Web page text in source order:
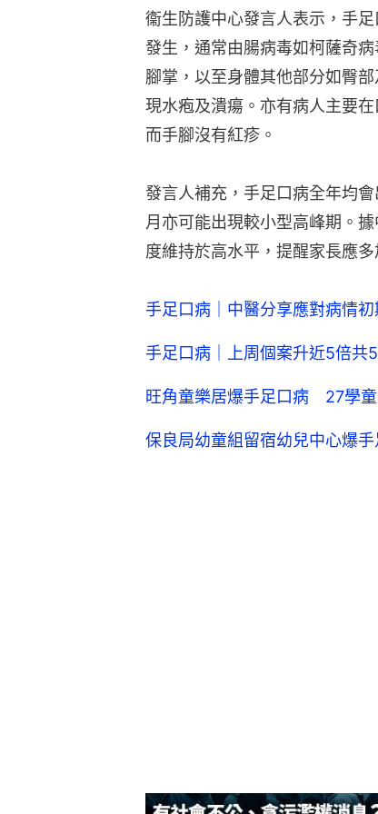
衞生防護中心發言人表示，手
發生，通常由腸病毒如柯薩奇
腳掌，以至身體其他部分如臀
現水疱及潰瘍。亦有病人主要
而手腳沒有紅疹。
發言人補充，手足口病全年均
月亦可能出現較小型高峰期。
度維持於高水平，提醒家長應多
手足口病｜中醫分享應對病情
手足口病｜上周個案升近5倍
旺角童樂居爆手足口病 27學
保良局幼童組留宿幼兒中心爆